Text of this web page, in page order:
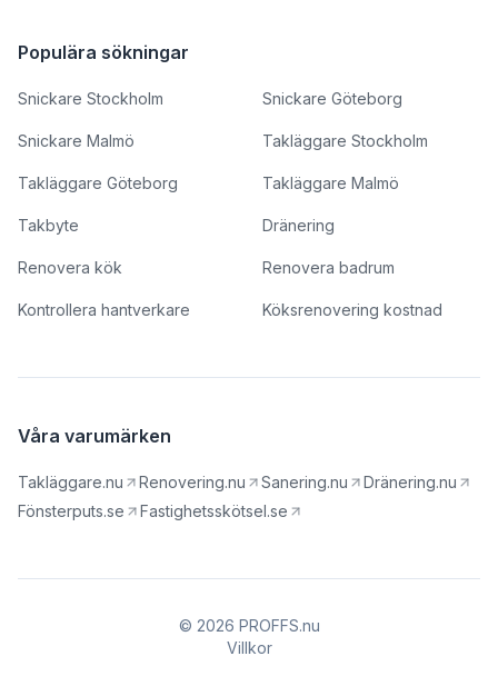
Populära sökningar
Snickare Stockholm Snickare Göteborg
Snickare Malmö Takläggare Stockholm
Takläggare Göteborg Takläggare Malmö
Takbyte Dränering
Renovera kök Renovera badrum
Kontrollera hantverkare Köksrenovering kostnad
Våra varumärken
Takläggare.nu Renovering.nu Sanering.nu
Dränering.nu
Fönsterputs.se
Fastighetsskötsel.se
© 2026 PROFFS.nu
Villkor